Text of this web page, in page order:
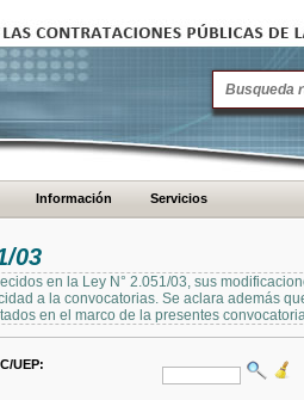
Información Servicios
03
en la Ley N° 2.051/03, sus
a la convocatorias. Se aclara además
en el marco de la presentes
UEP: